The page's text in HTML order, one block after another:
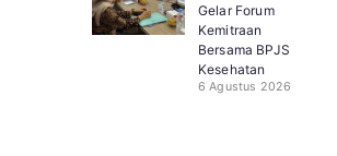
Gelar Forum
Kemitraan
Bersama BPJS
Kesehatan
6 Agustus 2026